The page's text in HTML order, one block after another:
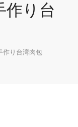
作り台
作り台湾肉包